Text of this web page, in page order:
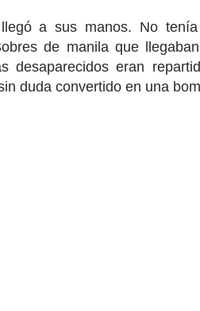
a sus manos. No
de manila que
desaparecidos eran
duda convertido en una